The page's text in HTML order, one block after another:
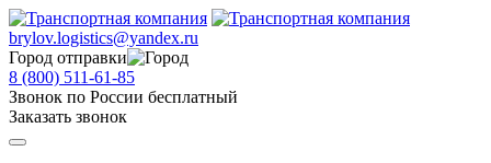
brylov.logistics@yandex.ru
Город отправки
8 (800) 511-61-85
Звонок по России бесплатный
Заказать звонок